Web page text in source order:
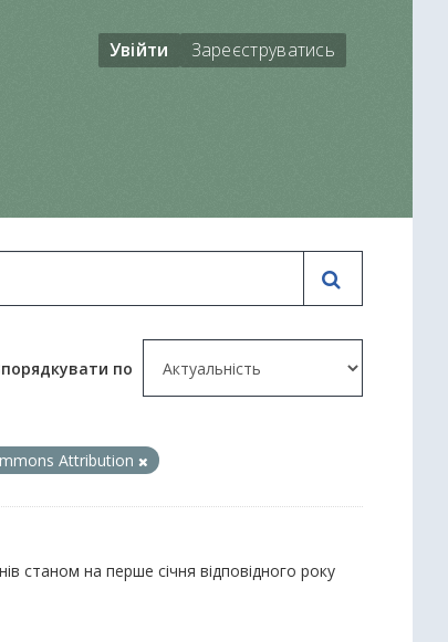
Увійти Зареєструватись
по
Attribution
станом на перше січня відповідного року